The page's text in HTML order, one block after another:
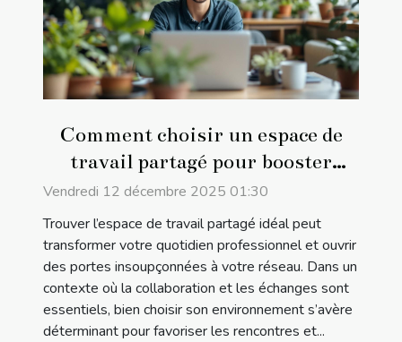
Comment choisir un espace de
travail partagé pour booster
votre réseau professionnel ?
Vendredi 12 décembre 2025 01:30
Trouver l’espace de travail partagé idéal peut
transformer votre quotidien professionnel et ouvrir
des portes insoupçonnées à votre réseau. Dans un
contexte où la collaboration et les échanges sont
essentiels, bien choisir son environnement s’avère
déterminant pour favoriser les rencontres et...